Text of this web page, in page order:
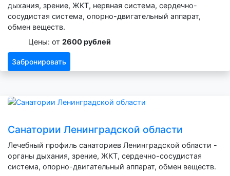
дыхания, зрение, ЖКТ, нервная система, сердечно-
сосудистая система, опорно-двигательный аппарат,
обмен веществ.
Цены: от 2600 рублей
Забронировать
Санатории Ленинградской области
Лечебный профиль санаториев Ленинградской области -
органы дыхания, зрение, ЖКТ, сердечно-сосудистая
система, опорно-двигательный аппарат, обмен веществ.